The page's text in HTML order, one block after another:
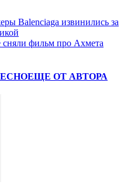
Balenciaga извинились за
сняли фильм про Ахмета
ЕЩЕ ОТ АВТОРА